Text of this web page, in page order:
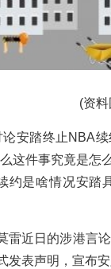
(资
安踏终止NBA
这件事究竟是怎
约是啥情况安踏
雷近日的涉港言
表声明，宣布安